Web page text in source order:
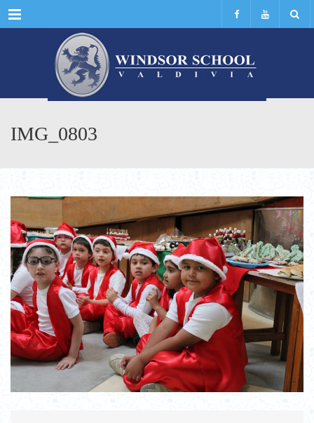
Menu
IMG_0803